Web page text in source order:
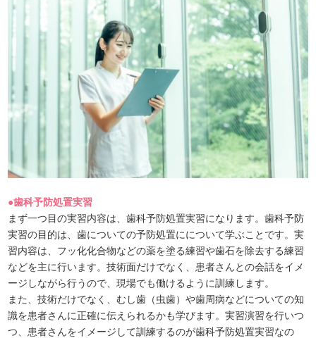
●歯科予防処置実習
まず一つ目の実習内容は、歯科予防処置実習になります。歯科予防
実習の目的は、歯についての予防処置にについて学ぶことです。実
習内容は、フッ化化合物などの薬を塗る練習や歯石を除去する練習
などを主に行います。技術面だけでなく、患者さんとの会話をイメ
ージしながら行うので、現場でも働けるように訓練します。
また、技術だけでなく、むし歯（虫歯）や歯周病などについての知
識を患者さんに正確に伝えられるかも学びます。実習演習を行いつ
つ、患者さんをイメージして訓練するのが歯科予防処置実習なの